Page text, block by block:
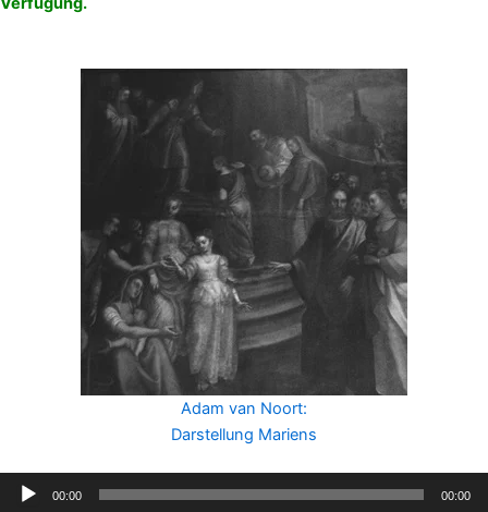
Adam van Noort:
Darstellung Mariens
Audio-
00:00 00:00